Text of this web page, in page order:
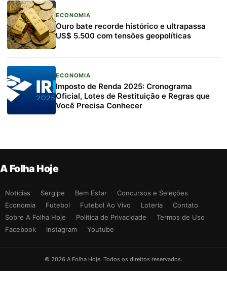
ECONOMIA
Ouro bate recorde histórico e ultrapassa
US$ 5.500 com tensões geopolíticas
ECONOMIA
Imposto de Renda 2025: Cronograma
Oficial, Lotes de Restituição e Regras que
Você Precisa Conhecer
A Folha Hoje
Notícias Sergipe Bem Estar
Concursos e Seleções
Economia
Futebol Futebol Ao Vivo Loteria
Contato
Sobre A Folha Hoje
Política de Privacidade
Termos de Uso
Facebook
Instagram Youtube
© 2026 A Folha Hoje. Todos os direitos reservados.